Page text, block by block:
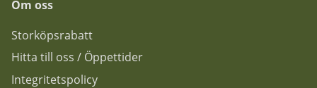
Om oss
Storköpsrabatt
Hitta till oss / Öppettider
Integritetspolicy